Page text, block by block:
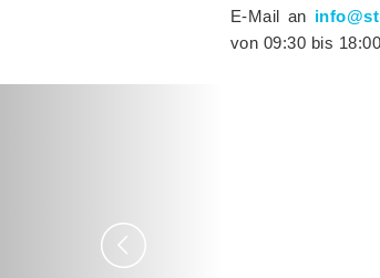
E-Mail an
von 09:30 bis